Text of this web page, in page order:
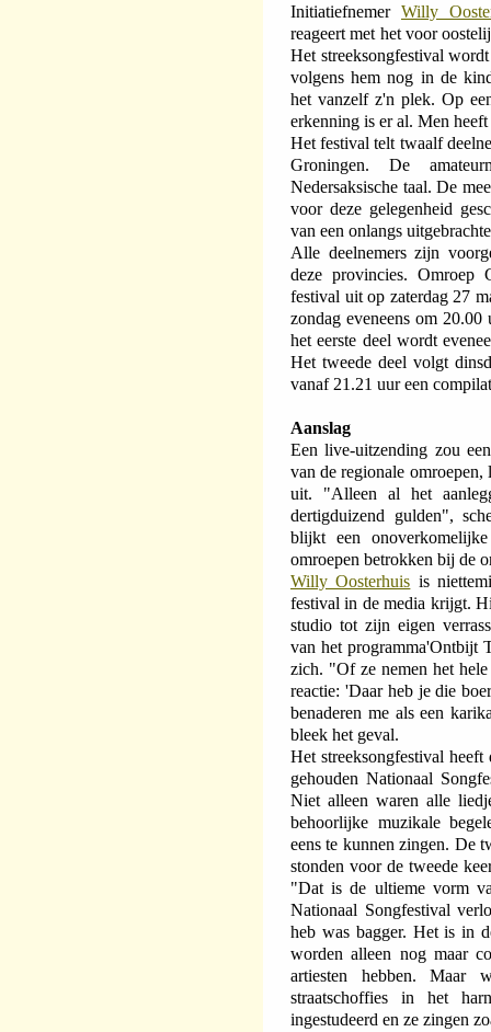
Initiatiefnemer Willy
reageert met het voor
Het streeksongfestival
volgens hem nog in de
het vanzelf z'n plek. Op
erkenning is er al. Men
Het festival telt twaalf
Groningen. De
Nedersaksische taal. De
voor deze gelegenheid
van een onlangs
Alle deelnemers zijn
deze provincies. Omroep
festival uit op zaterdag 27
zondag eveneens om
het eerste deel wordt
Het tweede deel volgt
vanaf 21.21 uur een
Aanslag
Een live-uitzending zou
van de regionale
uit. "Alleen al het
dertigduizend gulden",
blijkt een
omroepen betrokken bij de
Willy Oosterhuis is
festival in de media krijgt.
studio tot zijn eigen
van het
zich. "Of ze nemen het
reactie: 'Daar heb je die
benaderen me als een
bleek het geval.
Het streeksongfestival
gehouden Nationaal
Niet alleen waren alle
behoorlijke muzikale
eens te kunnen zingen. De
stonden voor de tweede
"Dat is de ultieme vorm
Nationaal Songfestival
heb was bagger. Het is in
worden alleen nog maar
artiesten hebben. Maar
straatschoffies in het
ingestudeerd en ze zingen